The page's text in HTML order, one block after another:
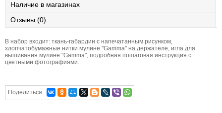
Наличие в магазинах
Отзывы (0)
В набор входит: ткань-габардин с напечатанным рисунком,
хлопчатобумажные нитки мулине "Gamma" на держателе, игла для
вышивания мулине "Gamma", подробная пошаговая инструкция с
цветными фотографиями.
Поделиться